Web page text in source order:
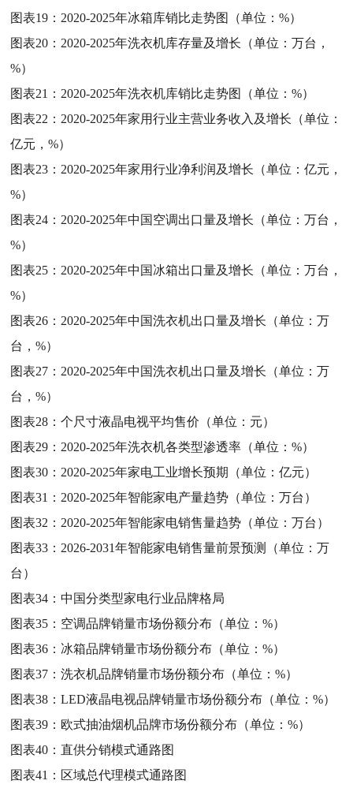
图表19： 2020-2025年冰箱库销比走势图（单位：%）
图表20： 2020-2025年洗衣机库存量及增长（单位：万台，
%）
图表21： 2020-2025年洗衣机库销比走势图（单位：%）
图表22： 2020-2025年家用行业主营业务收入及增长（单位：
亿元，%）
图表23： 2020-2025年家用行业净利润及增长（单位：亿元，
%）
图表24： 2020-2025年中国空调出口量及增长（单位：万台，
%）
图表25： 2020-2025年中国冰箱出口量及增长（单位：万台，
%）
图表26： 2020-2025年中国洗衣机出口量及增长（单位：万
台，%）
图表27： 2020-2025年中国洗衣机出口量及增长（单位：万
台，%）
图表28：个尺寸液晶电视平均售价（单位：元）
图表29： 2020-2025年洗衣机各类型渗透率（单位：%）
图表30： 2020-2025年家电工业增长预期（单位：亿元）
图表31： 2020-2025年智能家电产量趋势（单位：万台）
图表32： 2020-2025年智能家电销售量趋势（单位：万台）
图表33： 2026-2031年智能家电销售量前景预测（单位：万
台）
图表34：中国分类型家电行业品牌格局
图表35： 空调品牌销量市场份额分布（单位：%）
图表36： 冰箱品牌销量市场份额分布（单位：%）
图表37：洗衣机品牌销量市场份额分布（单位：%）
图表38：LED液晶电视品牌销量市场份额分布（单位：%）
图表39： 欧式抽油烟机品牌市场份额分布（单位：%）
图表40：直供分销模式通路图
图表41： 区域总代理模式通路图